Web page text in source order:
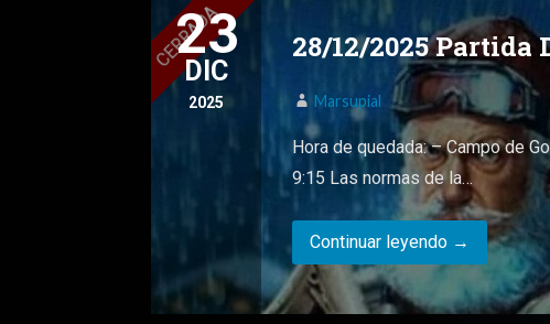
28/12/2025 Partida
23
DIC
2025 Marsupial
Hora de quedada: – Campo de
9:15 Las normas de la…
Continuar leyendo →